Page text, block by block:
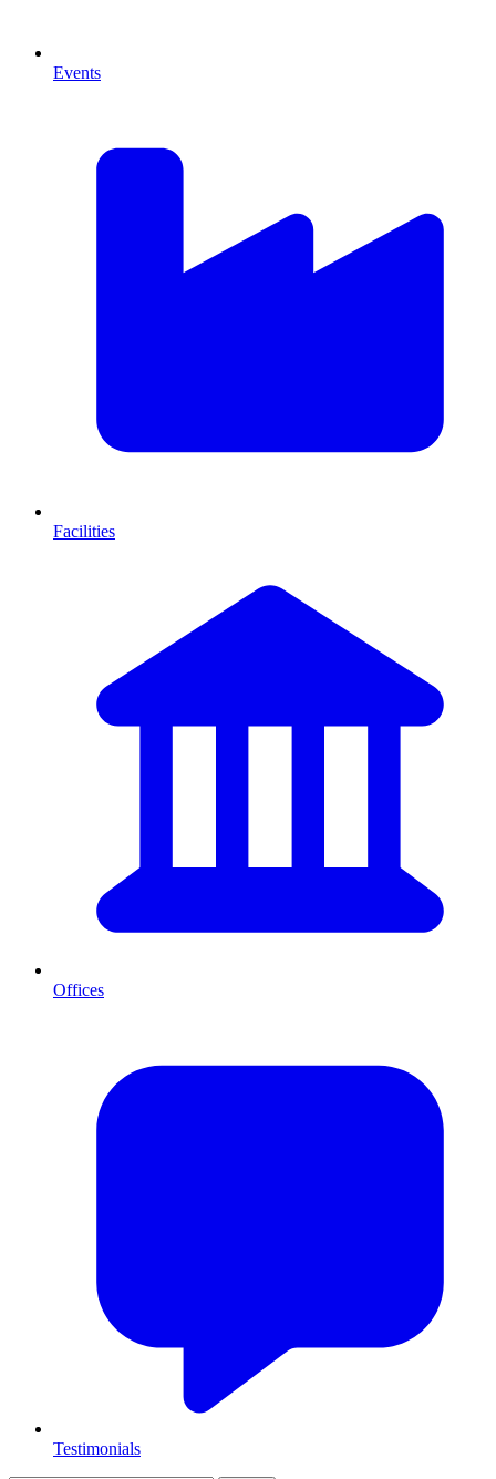
Events
Facilities
Offices
Testimonials